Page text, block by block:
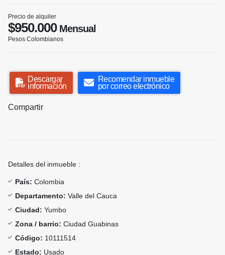
Precio de alquiler
$950.000Mensual
Pesos Colombianos
Descargar
información
Recomendar inmueble
por correo electrónico
Compartir
Detalles del inmueble :
País: Colombia
Departamento: Valle del Cauca
Ciudad: Yumbo
Zona / barrio: Ciudad Guabinas
Código: 10111514
Estado: Usado